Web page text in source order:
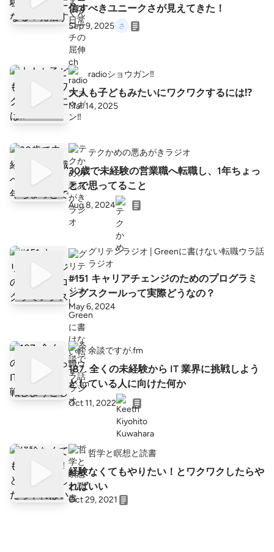
信すべきユニークさが見えてきた！
Sep 9, 2025
radioショウガン‼️
大人も子どもみたいにワクワクするには⁉️
Mar 14, 2025
テクかめの悪あがきラジオ
30歳で未経験の営業職へ転職し、1年ちょっ
とで思ってること
Aug 8, 2024
グリテンラジオ | Greenに書けない転職ウラ話
ラジオ
#151 キャリアチェンジのためのプログラミ
ングスクールって実際どうなの？
May 6, 2024
余談ですが.fm
187. 全くの未経験から IT 業界に挑戦しよう
としている人に向けた何か
Oct 11, 2022
哲学と瞑想と読書
経験なくてもやりたい！とワクワクしたらや
ればいい
Oct 29, 2021